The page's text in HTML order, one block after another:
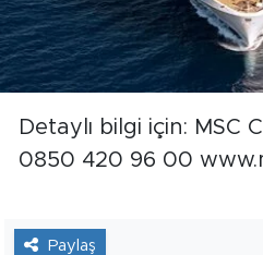
Detaylı bilgi için: MSC
0850 420 96 00
Paylaş